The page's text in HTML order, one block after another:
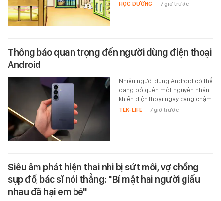
HỌC ĐƯỜNG - 7 giờ trước
Thông báo quan trọng đến người dùng điện thoại
Android
Nhiều người dùng Android có thể
đang bỏ quên một nguyên nhân
khiến điện thoại ngày càng chậm.
TEK-LIFE - 7 giờ trước
Siêu âm phát hiện thai nhi bị sứt môi, vợ chồng
sụp đổ, bác sĩ nói thẳng: "Bí mật hai người giấu
nhau đã hại em bé"